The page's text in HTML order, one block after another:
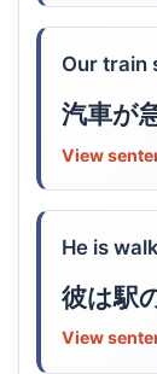
Our train
汽車が
View
He is
彼は駅
View